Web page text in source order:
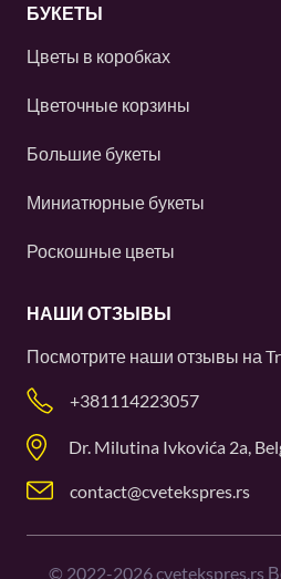
БУКЕТЫ
Цветы в коробках
Цветочные корзины
Большие букеты
Миниатюрные букеты
Роскошные цветы
НАШИ ОТЗЫВЫ
Посмотрите наши отзывы на
+381114223057
Dr. Milutina Ivkovića 2a,
contact@cvetekspres.rs
© 2022-2026cvetekspres.rs